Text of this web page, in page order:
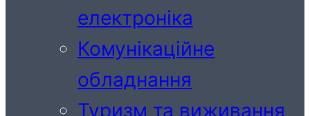
електроніка
Комунікаційне
обладнання
Туризм та виживання